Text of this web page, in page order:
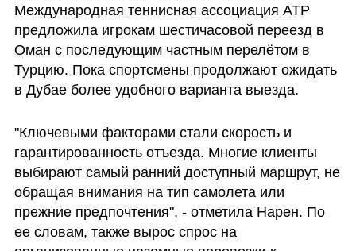
Международная теннисная ассоциация ATP
предложила игрокам шестичасовой переезд в
Оман с последующим частным перелётом в
Турцию. Пока спортсмены продолжают ожидать
в Дубае более удобного варианта выезда.
"Ключевыми факторами стали скорость и
гарантированность отъезда. Многие клиенты
выбирают самый ранний доступный маршрут, не
обращая внимания на тип самолета или
прежние предпочтения", - отметила Нарен. По
ее словам, также вырос спрос на